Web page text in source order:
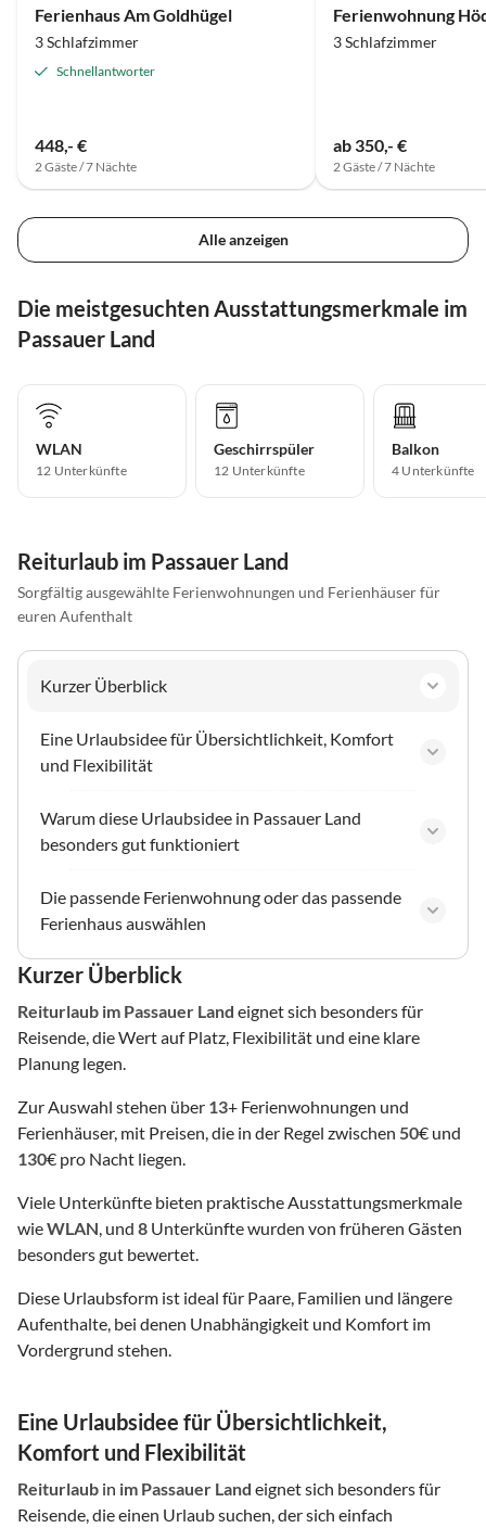
Ferienhaus Am Goldhügel
3 Schlafzimmer
Schnellantworter
448,- €
2 Gäste / 7 Nächte
Ferienwohnung
3 Schlafzimmer
ab 350,- €
2 Gäste / 7 Nächte
Alle anzeigen
Die meistgesuchten Ausstattungsmerkmale im
Passauer Land
WLAN
12 Unterkünfte
Geschirrspüler
12 Unterkünfte
Balkon
4 Unterkünfte
Reiturlaub im Passauer Land
Sorgfältig ausgewählte Ferienwohnungen und Ferienhäuser für
euren Aufenthalt
Kurzer Überblick
Eine Urlaubsidee für Übersichtlichkeit, Komfort
und Flexibilität
Warum diese Urlaubsidee in Passauer Land
besonders gut funktioniert
Die passende Ferienwohnung oder das passende
Ferienhaus auswählen
Kurzer Überblick
Reiturlaub im Passauer Land eignet sich besonders für
Reisende, die Wert auf Platz, Flexibilität und eine klare
Planung legen.
Zur Auswahl stehen über 13+ Ferienwohnungen und
Ferienhäuser, mit Preisen, die in der Regel zwischen 50€ und
130€ pro Nacht liegen.
Viele Unterkünfte bieten praktische Ausstattungsmerkmale
wieWLAN, und 8 Unterkünfte wurden von früheren Gästen
besonders gut bewertet.
Diese Urlaubsform ist ideal für Paare, Familien und längere
Aufenthalte, bei denen Unabhängigkeit und Komfort im
Vordergrund stehen.
Eine Urlaubsidee für Übersichtlichkeit,
Komfort und Flexibilität
Reiturlaub in im Passauer Land eignet sich besonders für
Reisende, die einen Urlaub suchen, der sich einfach